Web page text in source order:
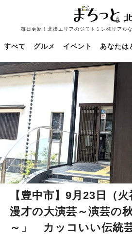
毎日更新！北摂エリアのジモトミン発リアル
すべて グルメ イベント あなたは
【豊中市】9月23日（
漫才の大演芸～演芸の
～」 カッコいい伝統